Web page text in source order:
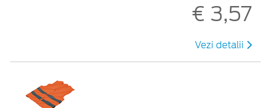
€ 3,57
Vezi detalii